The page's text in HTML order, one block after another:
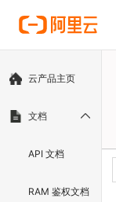
云产品主页
文档
API 文档
RAM 鉴权文档